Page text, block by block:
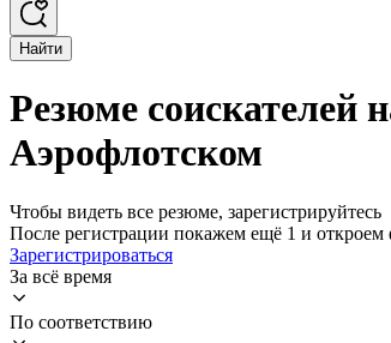
Найти
Резюме соискателей
Аэрофлотском
Чтобы видеть все резюме, зарегистрируйтесь
После регистрации покажем ещё 1 и откроем
Зарегистрироваться
За всё время
По соответствию